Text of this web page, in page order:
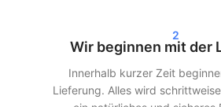
Stunden mit der Lieferung. Je nach
innerhalb von 24–72 Stunden deutliche
Statistiken. Egal, ob du Instagram-
kaufst oder Spotify-Streams kaufst –
2
Wir beginnen mit der
Innerhalb kurzer Zeit
Lieferung. Alles wird